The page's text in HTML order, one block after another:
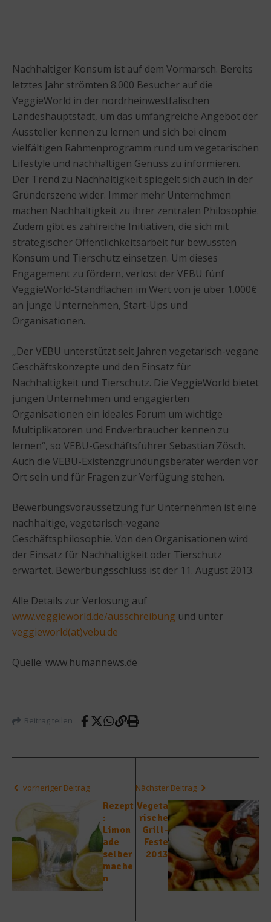
Nachhaltiger Konsum ist auf dem Vormarsch. Bereits
letztes Jahr strömten 8.000 Besucher auf die
VeggieWorld in der nordrheinwestfälischen
Landeshauptstadt, um das umfangreiche Angebot der
Aussteller kennen zu lernen und sich bei einem
vielfältigen Rahmenprogramm rund um vegetarischen
Lifestyle und nachhaltigen Genuss zu informieren.
Der Trend zu Nachhaltigkeit spiegelt sich auch in der
Gründerszene wider. Immer mehr Unternehmen
machen Nachhaltigkeit zu ihrer zentralen Philosophie.
Zudem gibt es zahlreiche Initiativen, die sich mit
strategischer Öffentlichkeitsarbeit für bewussten
Konsum und Tierschutz einsetzen. Um dieses
Engagement zu fördern, verlost der VEBU fünf
VeggieWorld-Standflächen im Wert von je über 1.000€
an junge Unternehmen, Start-Ups und
Organisationen.
„Der VEBU unterstützt seit Jahren vegetarisch-vegane
Geschäftskonzepte und den Einsatz für
Nachhaltigkeit und Tierschutz. Die VeggieWorld bietet
jungen Unternehmen und engagierten
Organisationen ein ideales Forum um wichtige
Multiplikatoren und Endverbraucher kennen zu
lernen“, so VEBU-Geschäftsführer Sebastian Zösch.
Auch die VEBU-Existenzgründungsberater werden vor
Ort sein und für Fragen zur Verfügung stehen.
Bewerbungsvoraussetzung für Unternehmen ist eine
nachhaltige, vegetarisch-vegane
Geschäftsphilosophie. Von den Organisationen wird
der Einsatz für Nachhaltigkeit oder Tierschutz
erwartet. Bewerbungsschluss ist der 11. August 2013.
Alle Details zur Verlosung auf
www.veggieworld.de/ausschreibung und unter
veggieworld(at)vebu.de
Quelle: www.humannews.de
Beitrag teilen
vorheriger Beitrag
Rezept
:
Limon
ade
selber
mache
n
Nächster Beitrag
Vegeta
rische
Grill-
Feste
2013